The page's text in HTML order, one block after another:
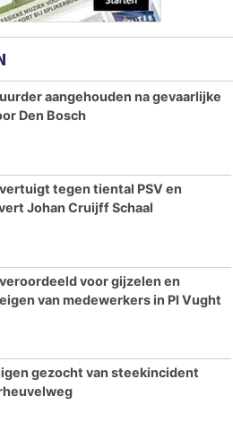
aangehouden na gevaarlijke
Den Bosch
tegen tiental PSV en
Johan Cruijff Schaal
voor gijzelen en
van medewerkers in PI Vught
gezocht van steekincident